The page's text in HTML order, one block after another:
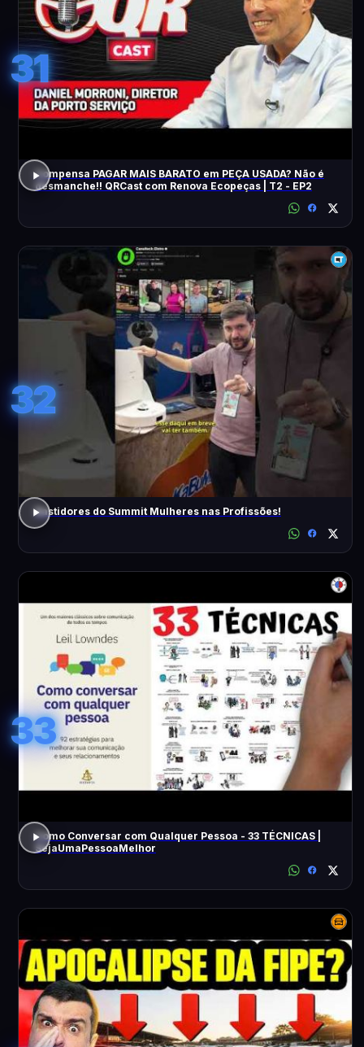
31
Compensa PAGAR MAIS BARATO em PEÇA USADA? Não é
desmanche!! QRCast com Renova Ecopeças | T2 - EP2
32
Bastidores do Summit Mulheres nas Profissões!
33
Como Conversar com Qualquer Pessoa - 33 TÉCNICAS |
SejaUmaPessoaMelhor